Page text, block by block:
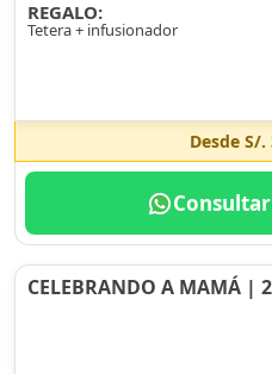
REGALO:
Tetera + infusionador
Desde S/.
CELEBRANDO A MAMÁ |